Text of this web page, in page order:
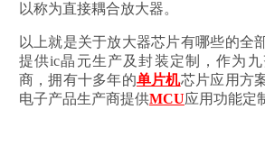
以称为直接耦合放大器。
以上就是关于放大器芯片有哪些的全
提供ic晶元生产及封装定制，作为九
商，拥有十多年的单片机芯片应用方
电子产品生产商提供MCU应用功能定